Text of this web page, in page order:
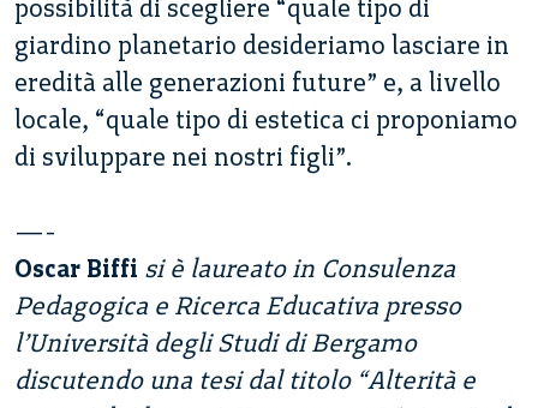
possibilità di scegliere “quale tipo di
giardino planetario desideriamo lasciare in
eredità alle generazioni future” e, a livello
locale, “quale tipo di estetica ci proponiamo
di sviluppare nei nostri figli”.
—-
Oscar Biffi si è laureato in Consulenza
Pedagogica e Ricerca Educativa presso
l’Università degli Studi di Bergamo
discutendo una tesi dal titolo “Alterità e